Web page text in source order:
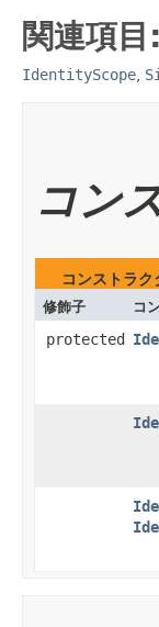
関連項目:
IdentityScope
コン
コンストラク
修飾子 コ
protected